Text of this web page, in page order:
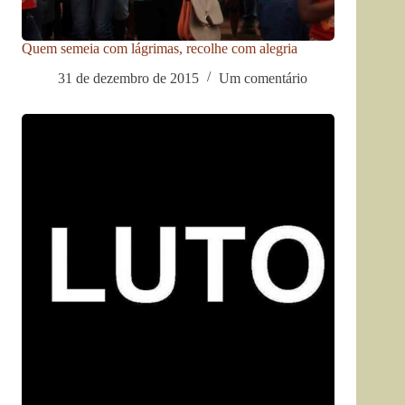
Quem semeia com lágrimas, recolhe com alegria
31 de dezembro de 2015
Um comentário